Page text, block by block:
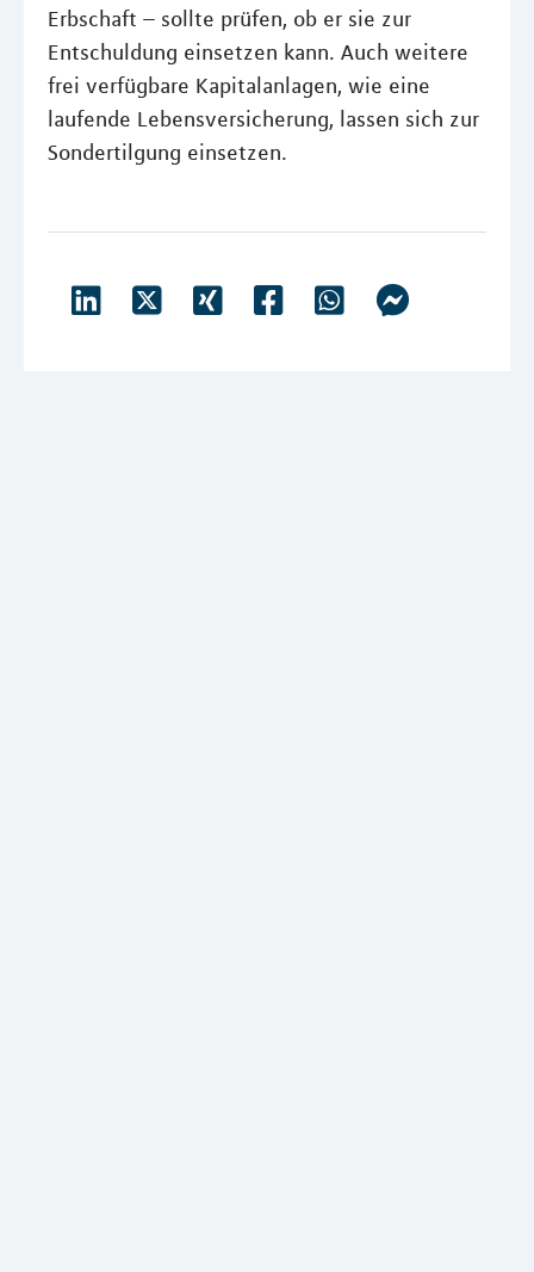
Erbschaft – sollte prüfen, ob er sie zur
Entschuldung einsetzen kann. Auch weitere
frei verfügbare Kapitalanlagen, wie eine
laufende Lebensversicherung, lassen sich zur
Sondertilgung einsetzen.